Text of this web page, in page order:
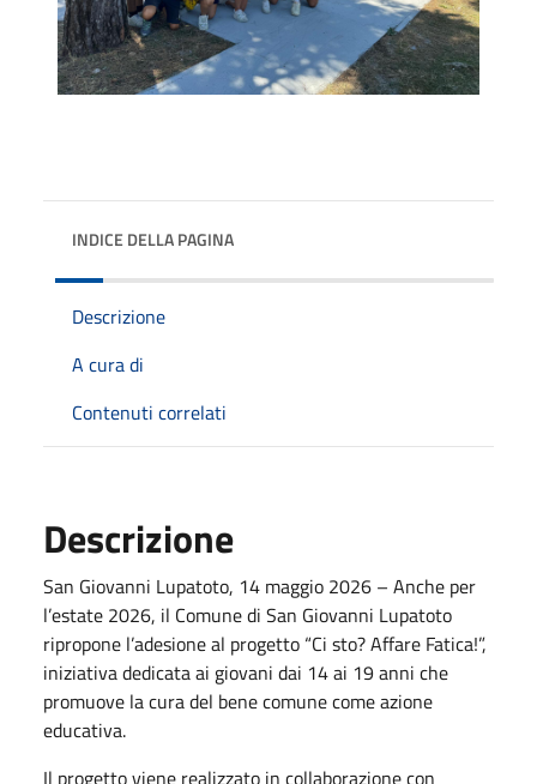
INDICE DELLA PAGINA
Descrizione
A cura di
Contenuti correlati
Descrizione
San Giovanni Lupatoto, 14 maggio 2026 – Anche per
l’estate 2026, il Comune di San Giovanni Lupatoto
ripropone l’adesione al progetto “Ci sto? Affare Fatica!”,
iniziativa dedicata ai giovani dai 14 ai 19 anni che
promuove la cura del bene comune come azione
educativa.
Il progetto viene realizzato in collaborazione con